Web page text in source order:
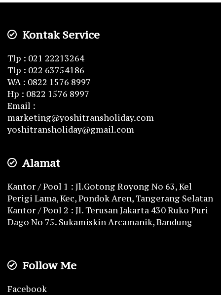
Kontak Service
Tlp : 021 22213264
Tlp : 022 63754186
WA : 0822 1576 8997
Hp : 0822 1576 8997
Email :
marketing@yoshitransholiday.com
yoshitransholiday@gmail.com
Alamat
Kantor / Pool 1 : Jl.Gotong Royong No 63, Kel
Perigi Lama, Kec, Pondok Aren, Tangerang Selatan
Kantor / Pool 2 : Jl. Terusan Jakarta 430 Ruko Puri
Dago No 75. Sukamiskin Arcamanik, Bandung
Follow Me
Facebook